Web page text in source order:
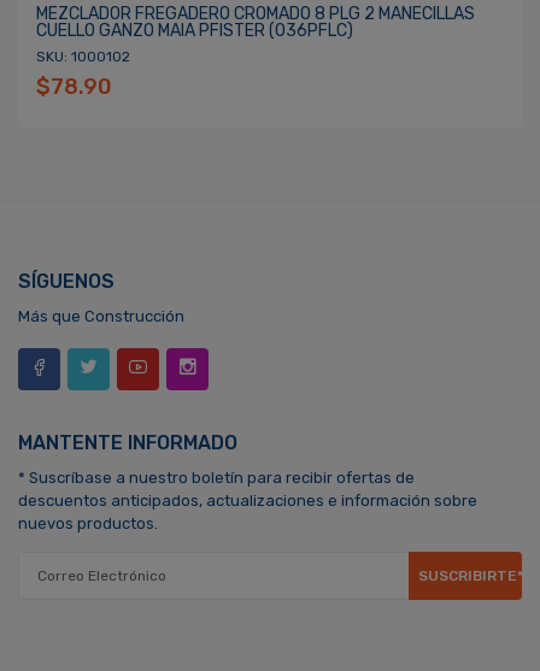
MEZCLADOR FREGADERO CROMADO 8 PLG 2 MANECILLAS
CUELLO GANZO MAIA PFISTER (036PFLC)
SKU: 1000102
$78.90
SÍGUENOS
Más que Construcción
MANTENTE INFORMADO
* Suscríbase a nuestro boletín para recibir ofertas de
descuentos anticipados, actualizaciones e información sobre
nuevos productos.
SUSCRIBIRTE*